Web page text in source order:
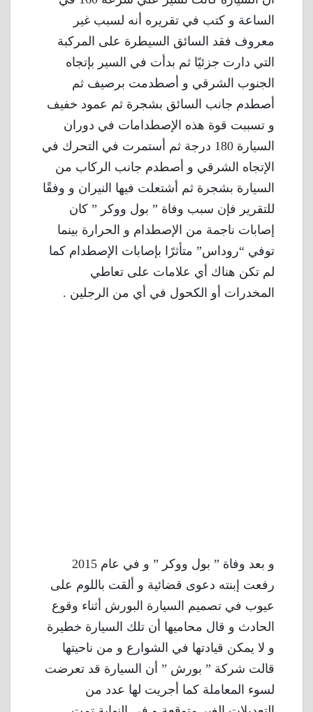
الساعة و كتب في تقريره أنه لسبب غير
معروف فقد السائق السيطرة على المركبة
التي دارت جزئيًا ثم بدأت في السير بإتجاه
الجنوب الشرقي و أصطدمت برصيف ثم
أصطدم جانب السائق بشجرة ثم عمود خفيف
و تسببت قوة هذه الإصطدامات في دوران
السيارة 180 درجة ثم أستمرت في التحرك في
الإتجاه الشرقي و أصطدم جانب الركاب من
السيارة بشجرة ثم أشتعلت فيها النيران و وفقًا
للتقرير فإن سبب وفاة ” بول ووكر ” كان
إصابات ناجمة من الإصطدام و الحرارة بينما
توفي “روداس” متأثرًا بإصابات الإصطدام كما
لم تكن هناك أي علامات على تعاطي
المخدرات أو الكحول في أي من الرجلين .
و بعد وفاة ” بول ووكر ” و في عام 2015
رفعت إبنته دعوى قضائية و ألقت باللوم على
عيوب في تصميم السيارة البورش أثناء وقوع
الحادث و قال محاميها أن تلك السيارة خطيرة
و لا يمكن قيادتها في الشوارع و من ناحيتها
قالت شركة ” بورش ” أن السيارة قد تعرضت
لسوء المعاملة كما أجريت لها عدد من